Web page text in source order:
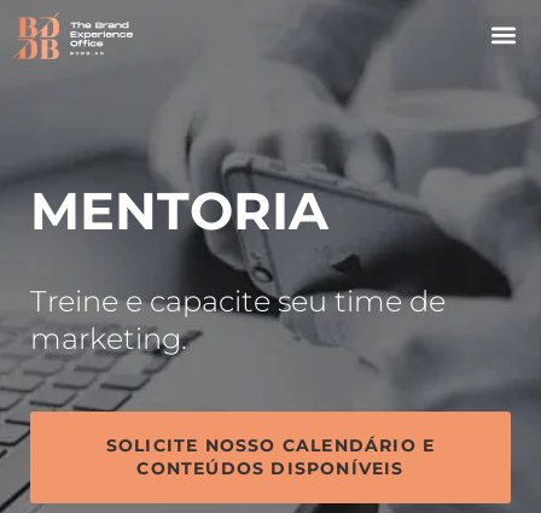
MENTORIA
Treine e capacite seu time de
marketing.
SOLICITE NOSSO CALENDÁRIO E
CONTEÚDOS DISPONÍVEIS